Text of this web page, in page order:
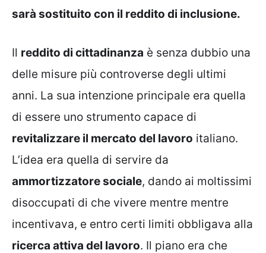
sarà sostituito con il reddito di inclusione.
Il reddito di cittadinanza è senza dubbio una
delle misure più controverse degli ultimi
anni. La sua intenzione principale era quella
di essere uno strumento capace di
revitalizzare il mercato del lavoro italiano.
L’idea era quella di servire da
ammortizzatore sociale, dando ai moltissimi
disoccupati di che vivere mentre mentre
incentivava, e entro certi limiti obbligava alla
ricerca attiva del lavoro. Il piano era che